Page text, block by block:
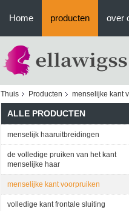
Home producten over
Thuis Producten menselijke kant
ALLE PRODUCTEN
menselijk haaruitbreidingen
de volledige pruiken van het kant
menselijke haar
menselijke kant voorpruiken
volledige kant frontale sluiting